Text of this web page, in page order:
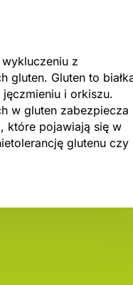
z
gluten. Gluten to
i orkiszu.
w gluten zabezpiecza
które pojawiają się w
glutenu czy